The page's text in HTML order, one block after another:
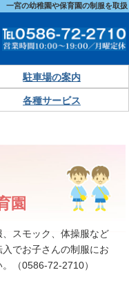
一宮の幼稚園や保育園の制服を取扱
駐車場の案内
各種サービス
園
スモック、体操服など
でお子さんの制服にお
（0586-72-2710）